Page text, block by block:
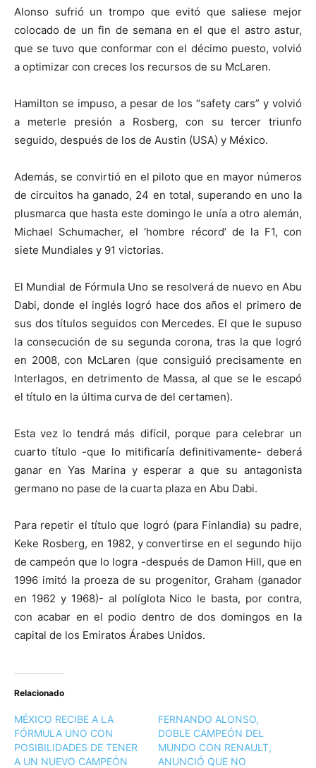
Alonso sufrió un trompo que evitó que saliese mejor
colocado de un fin de semana en el que el astro astur,
que se tuvo que conformar con el décimo puesto, volvió
a optimizar con creces los recursos de su McLaren.
Hamilton se impuso, a pesar de los “safety cars” y volvió
a meterle presión a Rosberg, con su tercer triunfo
seguido, después de los de Austin (USA) y México.
Además, se convirtió en el piloto que en mayor números
de circuitos ha ganado, 24 en total, superando en uno la
plusmarca que hasta este domingo le unía a otro alemán,
Michael Schumacher, el ‘hombre récord’ de la F1, con
siete Mundiales y 91 victorias.
El Mundial de Fórmula Uno se resolverá de nuevo en Abu
Dabi, donde el inglés logró hace dos años el primero de
sus dos títulos seguidos con Mercedes. El que le supuso
la consecución de su segunda corona, tras la que logró
en 2008, con McLaren (que consiguió precisamente en
Interlagos, en detrimento de Massa, al que se le escapó
el título en la última curva de del certamen).
Esta vez lo tendrá más difícil, porque para celebrar un
cuarto título -que lo mitificaría definitivamente- deberá
ganar en Yas Marina y esperar a que su antagonista
germano no pase de la cuarta plaza en Abu Dabi.
Para repetir el título que logró (para Finlandia) su padre,
Keke Rosberg, en 1982, y convertirse en el segundo hijo
de campeón que lo logra -después de Damon Hill, que en
1996 imitó la proeza de su progenitor, Graham (ganador
en 1962 y 1968)- al políglota Nico le basta, por contra,
con acabar en el podio dentro de dos domingos en la
capital de los Emiratos Árabes Unidos.
Relacionado
MÉXICO RECIBE A LA
FÓRMULA UNO CON
POSIBILIDADES DE TENER
A UN NUEVO CAMPEÓN
FERNANDO ALONSO,
DOBLE CAMPEÓN DEL
MUNDO CON RENAULT,
ANUNCIÓ QUE NO